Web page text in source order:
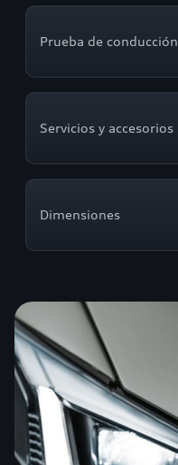
Prueba de conducción
Servicios y accesorios
Dimensiones